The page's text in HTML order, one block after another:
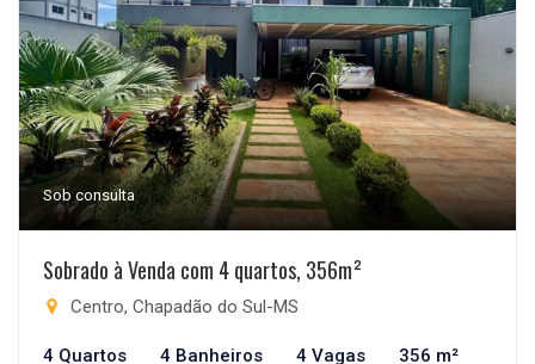
Sob consulta
Sobrado à Venda com 4 quartos, 356m²
Centro, Chapadão do Sul-MS
4 Quartos 4 Banheiros 4 Vagas 356 m²